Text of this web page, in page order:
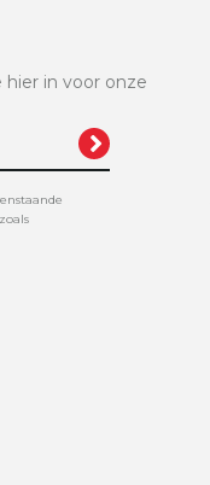
in voor onze